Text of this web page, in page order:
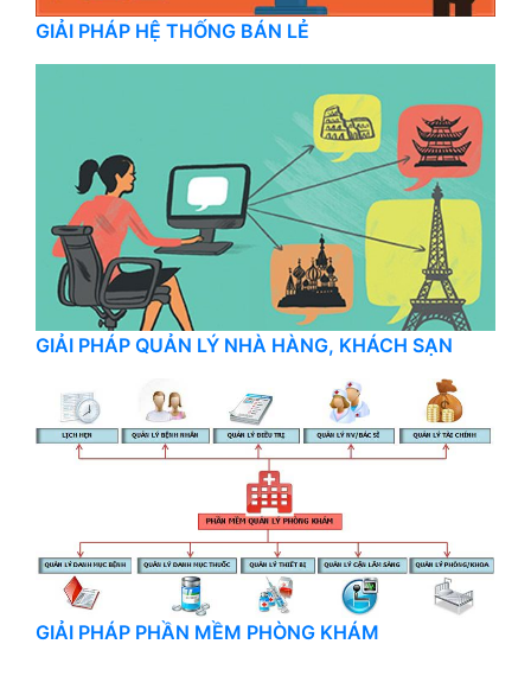
GIẢI PHÁP HỆ THỐNG BÁN LẺ
GIẢI PHÁP QUẢN LÝ NHÀ HÀNG, KHÁCH SẠN
GIẢI PHÁP PHẦN MỀM PHÒNG KHÁM